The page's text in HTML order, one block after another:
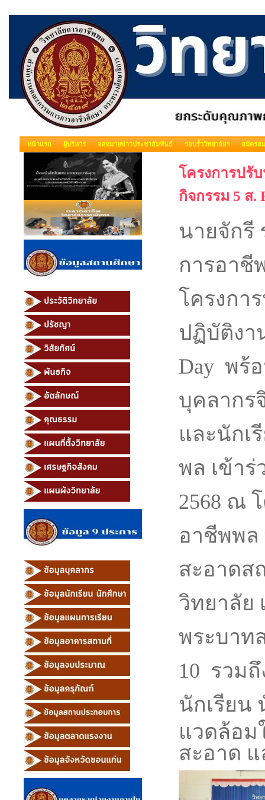
หน้าแรก ผู้บริหาร จดหมายข่าวประชาสัมพันธ์ รอบรั้ววิทยาลัยฯ สมัครส
โครงการปรั
กิจกรรม 5 ส.
นายจักรี
การอาชี
โครงกา
ปฏิบัติงา
Day พร้
บุคลากร
และนักเ
พล เข้า
2568 ณ
อาชีพพล
สะอาดส
วิทยาลัย
พระบาท
10 รวม
นักเรียน
แวดล้อม
สะอาด